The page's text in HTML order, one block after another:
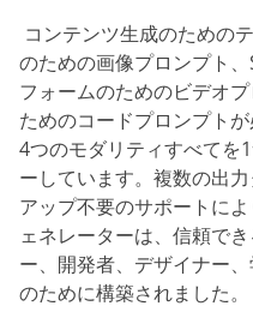
コンテンツ生成のための
のための画像プロンプト
フォームのためのビデオ
ためのコードプロンプト
4つのモダリティすべてを
ーしています。複数の出
アップ不要のサポートに
ェネレーターは、信頼で
ー、開発者、デザイナー
のために構築されました。